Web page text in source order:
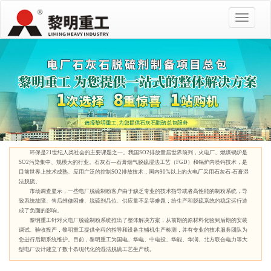
环保是21世纪人类社会的主要课题之一。我国SO2排放量居世界前列，火电厂、燃煤锅炉是
SO2污染集中、规模大的行业。石灰石—石膏烟气脱硫湿法工艺（FGD）和锅炉内喷钙技术，是
目前世界上技术成熟、应用广泛的控制SO2排放技术，国内90%以上的火电厂采用石灰石-石膏湿
法脱硫。
市场调查显示，一些电厂脱硫制粉客户由于缺乏专业的技术指导或者高性能的制粉系统，导
致系统故障、售后维修困难、脱硫剂品位、供应量不足等难题，给生产和脱硫系统的稳定运行造
成了负面的影响。
黎明重工针对火电厂脱硫制粉系统推出了整体解决方案，从前期的原材料化验到后期的安装
调试、验收投产，黎明重工提供全程的指导和设备主辅机生产检测，并有专业的技术服务团队为
您进行后期系统维护。目前，黎明重工为国电、华电、中电投、华能、华润、北方联合电力等大
型电厂设计建立了数十条现代化的湿法脱硫工艺生产线。